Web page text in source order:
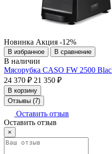
Новинка Акция -12%
В избранное В сравнение
В наличии
Мясорубка CASO FW 2500
24 370 ₽ 21 350 ₽
В корзину
Отзывы (7)
Оставить отзыв
Оставить отзыв
×